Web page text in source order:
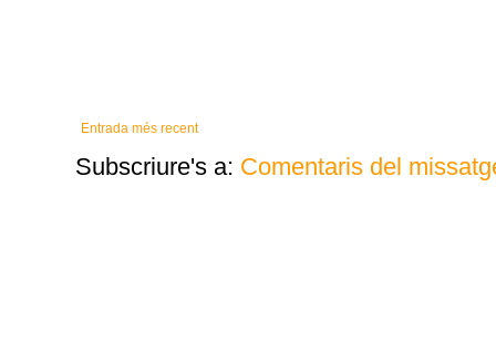
Entrada més recent
Subscriure's a: Comentaris del